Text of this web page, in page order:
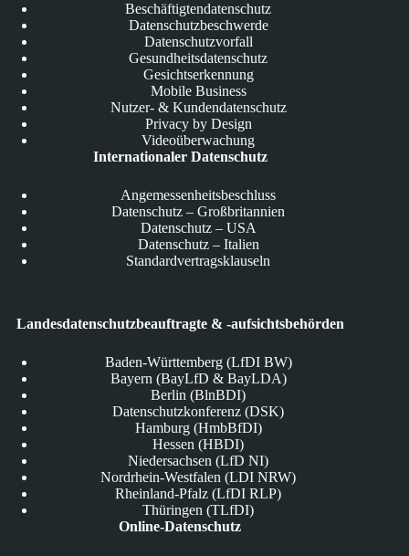
Beschäftigtendatenschutz
Datenschutzbeschwerde
Datenschutzvorfall
Gesundheitsdatenschutz
Gesichtserkennung
Mobile Business
Nutzer- & Kundendatenschutz
Privacy by Design
Videoüberwachung
Internationaler Datenschutz
Angemessenheitsbeschluss
Datenschutz – Großbritannien
Datenschutz – USA
Datenschutz – Italien
Standardvertragsklauseln
Landesdatenschutzbeauftragte & -aufsichtsbehörden
Baden-Württemberg (LfDI BW)
Bayern (BayLfD & BayLDA)
Berlin (BlnBDI)
Datenschutzkonferenz (DSK)
Hamburg (HmbBfDI)
Hessen (HBDI)
Niedersachsen (LfD NI)
Nordrhein-Westfalen (LDI NRW)
Rheinland-Pfalz (LfDI RLP)
Thüringen (TLfDI)
Online-Datenschutz